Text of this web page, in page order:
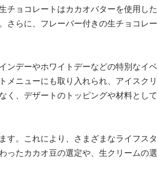
チョコレートはカカオバターを使用した
さらに、フレーバー付きの生チョコレー
ンデーやホワイトデーなどの特別なイベ
メニューにも取り入れられ、アイスクリ
く、デザートのトッピングや材料として
す。これにより、さまざまなライフスタ
ったカカオ豆の選定や、生クリームの選